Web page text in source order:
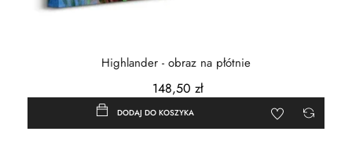
Highlander - obraz na płótnie
148,50 zł
DODAJ DO KOSZYKA